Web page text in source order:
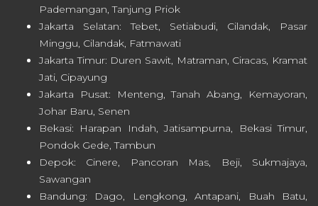
Pademangan, Tanjung Priok
Jakarta Selatan: Tebet, Setiabudi, Cilandak, Pasar
Minggu, Cilandak, Fatmawati
Jakarta Timur: Duren Sawit, Matraman, Ciracas, Kramat
Jati, Cipayung
Jakarta Pusat: Menteng, Tanah Abang, Kemayoran,
Johar Baru, Senen
Bekasi: Harapan Indah, Jatisampurna, Bekasi Timur,
Pondok Gede, Tambun
Depok: Cinere, Pancoran Mas, Beji, Sukmajaya,
Sawangan
Bandung: Dago, Lengkong, Antapani, Buah Batu,